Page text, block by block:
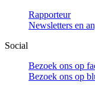
Rapporteur
Newsletters en
Social
Bezoek ons op
Bezoek ons op